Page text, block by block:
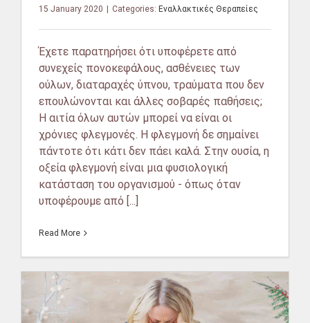
15 January 2020 | Categories: Εναλλακτικές Θεραπείες
Έχετε παρατηρήσει ότι υποφέρετε από
συνεχείς πονοκεφάλους, ασθένειες των
ούλων, διαταραχές ύπνου, τραύματα που δεν
επουλώνονται και άλλες σοβαρές παθήσεις;
Η αιτία όλων αυτών μπορεί να είναι οι
χρόνιες φλεγμονές. Η φλεγμονή δε σημαίνει
πάντοτε ότι κάτι δεν πάει καλά. Στην ουσία, η
οξεία φλεγμονή είναι μια φυσιολογική
κατάσταση του οργανισμού - όπως όταν
υποφέρουμε από [...]
Read More